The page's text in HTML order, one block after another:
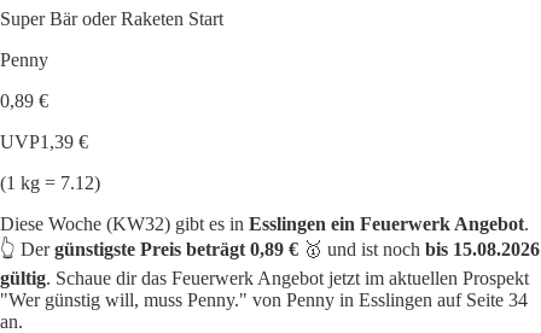
Super Bär oder Raketen Start
Penny
0,89 €
UVP1,39 €
(1 kg = 7.12)
Diese Woche (KW32) gibt es in Esslingen ein Feuerwerk Angebot.
👆 Dergünstigste Preis beträgt 0,89 € 🥇 und ist noch bis 15.08.2026
gültig. Schaue dir das Feuerwerk Angebot jetzt im aktuellen Prospekt
"Wer günstig will, muss Penny." von Penny in Esslingen auf Seite 34
an.